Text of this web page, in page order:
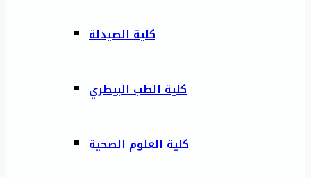
كلية الصيدلة
كلية الطب البيطري
كلية العلوم الصحية